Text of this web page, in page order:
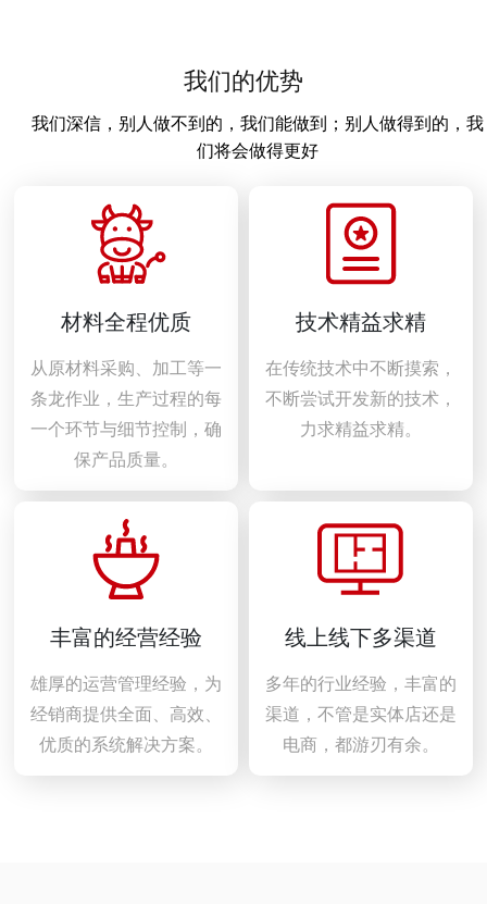
我们的优势
我们深信，别人做不到的，我们能做到；别人做得到的，我
们将会做得更好
材料全程优质
从原材料采购、加工等一
条龙作业，生产过程的每
一个环节与细节控制，确
保产品质量。
技术精益求精
在传统技术中不断摸索，
不断尝试开发新的技术，
力求精益求精。
丰富的经营经验
雄厚的运营管理经验，为
经销商提供全面、高效、
优质的系统解决方案。
线上线下多渠道
多年的行业经验，丰富的
渠道，不管是实体店还是
电商，都游刃有余。